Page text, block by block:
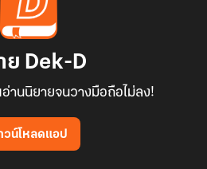
ย Dek-D
านนิยายจนวางมือถือไม่ลง!
วน์โหลดแอป